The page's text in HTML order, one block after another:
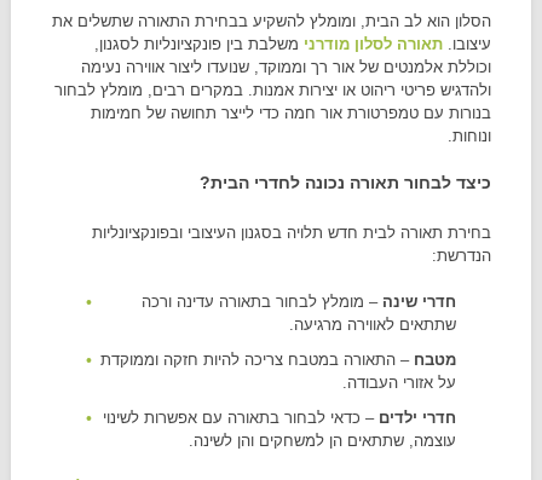
הסלון הוא לב הבית, ומומלץ להשקיע בבחירת התאורה שתשלים את
עיצובו. תאורה לסלון מודרני משלבת בין פונקציונליות לסגנון,
וכוללת אלמנטים של אור רך וממוקד, שנועדו ליצור אווירה נעימה
ולהדגיש פריטי ריהוט או יצירות אמנות. במקרים רבים, מומלץ לבחור
בנורות עם טמפרטורת אור חמה כדי לייצר תחושה של חמימות
ונוחות.
כיצד לבחור תאורה נכונה לחדרי הבית?
בחירת תאורה לבית חדש תלויה בסגנון העיצובי ובפונקציונליות
הנדרשת:
חדרי שינה – מומלץ לבחור בתאורה עדינה ורכה
שתתאים לאווירה מרגיעה.
מטבח – התאורה במטבח צריכה להיות חזקה וממוקדת
על אזורי העבודה.
חדרי ילדים – כדאי לבחור בתאורה עם אפשרות לשינוי
עוצמה, שתתאים הן למשחקים והן לשינה.